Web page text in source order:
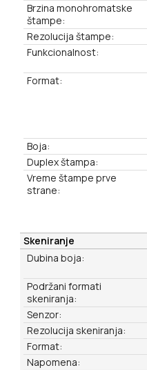
Brzina monohromatske
štampe:
Rezolucija štampe:
Funkcionalnost:
Format:
Boja:
Duplex štampa:
Vreme štampe prve
strane:
Skeniranje
Dubina boja:
Podržani formati
skeniranja:
Senzor:
Rezolucija skeniranja:
Format:
Napomena: